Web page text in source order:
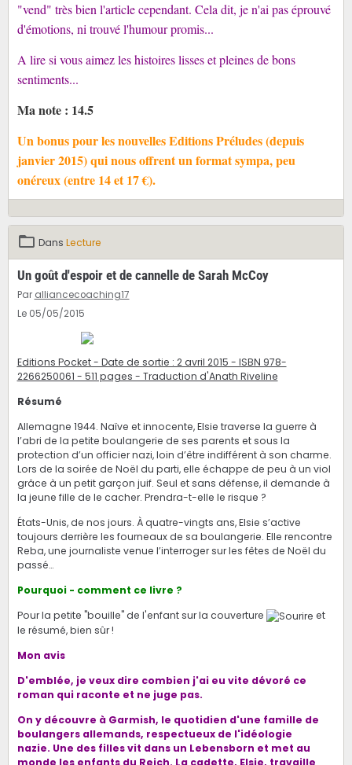
"vend" très bien l'article cependant. Cela dit, je n'ai pas éprouvé
d'émotions, ni trouvé l'humour promis...
A lire si vous aimez les histoires lisses et pleines de bons
sentiments...
Ma note : 14.5
Un bonus pour les nouvelles Editions Préludes (depuis
janvier 2015) qui nous offrent un format sympa, peu
onéreux (entre 14 et 17 €).
Dans Lecture
Un goût d'espoir et de cannelle de Sarah McCoy
Par alliancecoaching17
Le 05/05/2015
Editions Pocket - Date de sortie : 2 avril 2015 - ISBN 978-
2266250061 - 511 pages - Traduction d'Anath Riveline
Résumé
Allemagne 1944. Naïve et innocente, Elsie traverse la guerre à
l’abri de la petite boulangerie de ses parents et sous la
protection d’un officier nazi, loin d’être indifférent à son charme.
Lors de la soirée de Noël du parti, elle échappe de peu à un viol
grâce à un petit garçon juif. Seul et sans défense, il demande à
la jeune fille de le cacher. Prendra-t-elle le risque ?
États-Unis, de nos jours. À quatre-vingts ans, Elsie s’active
toujours derrière les fourneaux de sa boulangerie. Elle rencontre
Reba, une journaliste venue l’interroger sur les fêtes de Noël du
passé…
Pourquoi - comment ce livre ?
Pour la petite "bouille" de l'enfant sur la couverture
et
le résumé, bien sûr !
Mon avis
D'emblée, je veux dire combien j'ai eu vite dévoré ce
roman qui raconte et ne juge pas.
On y découvre à Garmish, le quotidien d'une famille de
boulangers allemands, respectueux de l'idéologie
nazie. Une des filles vit dans un Lebensborn et met au
monde les enfants du Reich. La cadette, Elsie, travaille